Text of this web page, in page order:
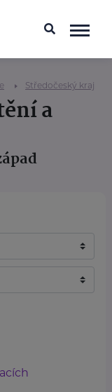
Středočeský kraj
a